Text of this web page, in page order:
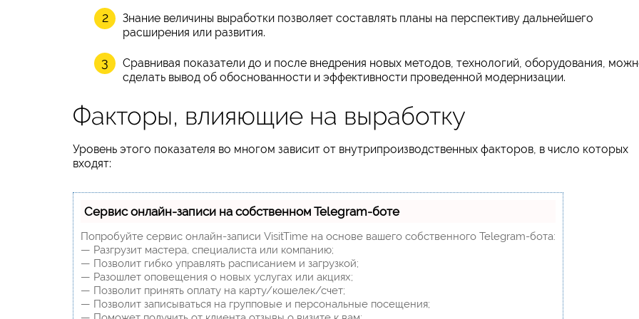
Знание величины выработки позволяет составлять планы на перспективу дальнейшего
расширения или развития.
Сравнивая показатели до и после внедрения новых методов, технологий, оборудования,
сделать вывод об обоснованности и эффективности проведенной модернизации.
Факторы, влияющие на выработку
Уровень этого показателя во многом зависит от внутрипроизводственных факторов, в число которых
входят:
Сервис онлайн-записи на собственном Telegram-боте
Попробуйте сервис онлайн-записи VisitTime на основе вашего собственного Telegram-бота:
— Разгрузит мастера, специалиста или компанию;
— Позволит гибко управлять расписанием и загрузкой;
— Разошлет оповещения о новых услугах или акциях;
— Позволит принять оплату на карту/кошелек/счет;
— Позволит записываться на групповые и персональные посещения;